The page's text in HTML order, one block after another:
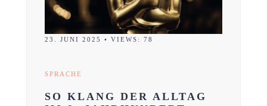
23. JUNI 2025 • VIEWS: 78
SPRACHE
SO KLANG DER ALLTAG